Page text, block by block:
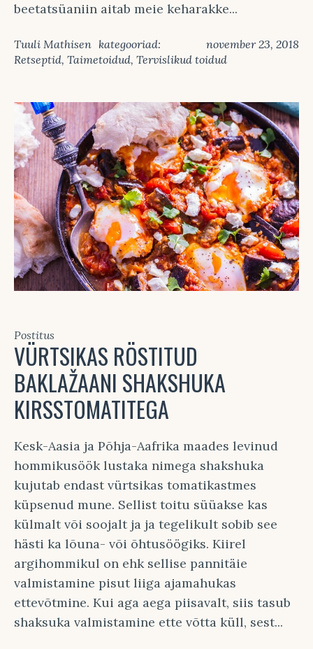
beetatsüaniin aitab meie keharakke...
november 23, 2018
Tuuli Mathisen kategooriad:
Retseptid, Taimetoidud, Tervislikud toidud
Postitus
VÜRTSIKAS RÖSTITUD
BAKLAŽAANI SHAKSHUKA
KIRSSTOMATITEGA
Kesk-Aasia ja Põhja-Aafrika maades levinud
hommikusöök lustaka nimega shakshuka
kujutab endast vürtsikas tomatikastmes
küpsenud mune. Sellist toitu süüakse kas
külmalt või soojalt ja ja tegelikult sobib see
hästi ka lõuna- või õhtusöögiks. Kiirel
argihommikul on ehk sellise pannitäie
valmistamine pisut liiga ajamahukas
ettevõtmine. Kui aga aega piisavalt, siis tasub
shaksuka valmistamine ette võtta küll, sest...